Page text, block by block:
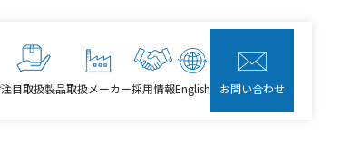
注目取扱製品取扱メーカー採用情報English お問い合わせ